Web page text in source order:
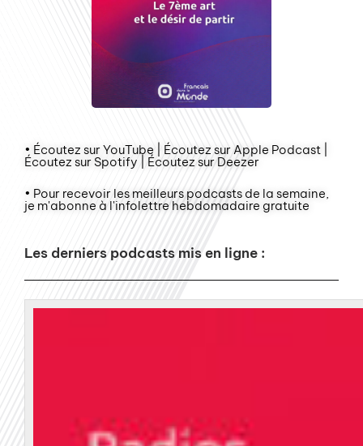
• Écoutez sur YouTube | Écoutez sur Apple Podcast |
Écoutez sur Spotify | Écoutez sur Deezer
• Pour recevoir les meilleurs podcasts de la semaine,
je m'abonne à l'infolettre hebdomadaire gratuite
Les derniers podcasts mis en ligne :